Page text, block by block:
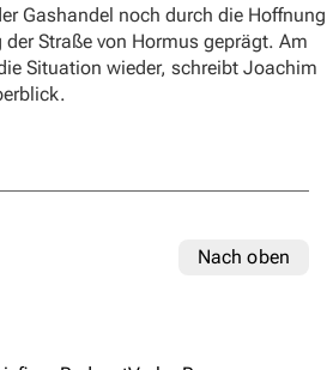
Gashandel noch durch die Hoffnung
Straße von Hormus geprägt. Am
Situation wieder, schreibt Joachim
Nach oben